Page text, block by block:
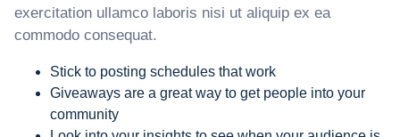
exercitation ullamco laboris nisi ut aliquip ex ea
commodo consequat.
Stick to posting schedules that work
Giveaways are a great way to get people into your
community